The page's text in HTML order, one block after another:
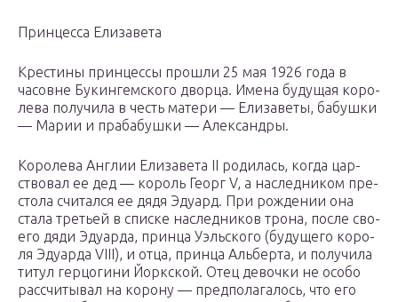
Прин­цес­са Елизавета
Кре­сти­ны прин­цес­сы про­шли 25 мая 1926 года в
часовне Букин­гем­ско­го двор­ца. Име­на буду­щая коро­
ле­ва полу­чи­ла в честь мате­ри — Ели­за­ве­ты, бабуш­ки
— Марии и пра­ба­буш­ки — Александры.
Коро­ле­ва Англии Ели­за­ве­та II роди­лась, когда цар­
ство­вал ее дед — король Георг V, а наслед­ни­ком пре­
сто­ла счи­тал­ся ее дядя Эду­ард. При рож­де­нии она
ста­ла тре­тьей в спис­ке наслед­ни­ков тро­на, после сво­
е­го дяди Эду­ар­да, прин­ца Уэль­ско­го (буду­ще­го коро­
ля Эду­ар­да VIII), и отца, прин­ца Аль­бер­та, и полу­чи­ла
титул гер­цо­ги­ни Йорк­ской. Отец девоч­ки не осо­бо
рас­счи­ты­вал на коро­ну — пред­по­ла­га­лось, что его